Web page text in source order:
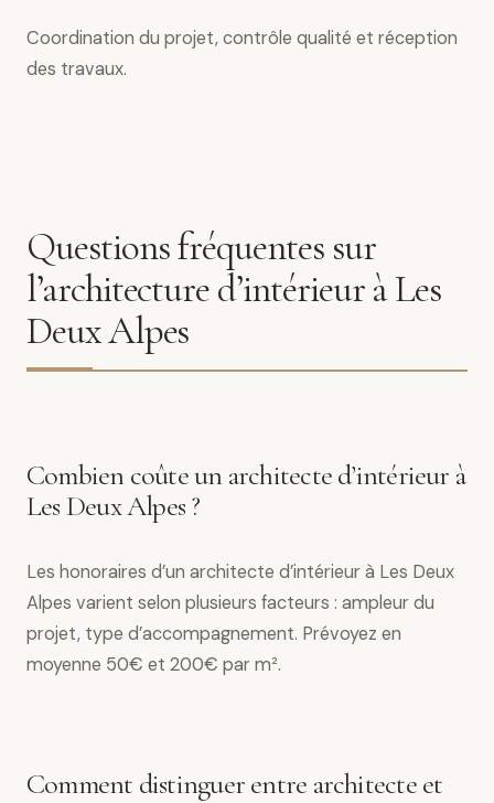
Coordination du projet, contrôle qualité et réception
des travaux.
Questions fréquentes sur
l’architecture d’intérieur à Les
Deux Alpes
Combien coûte un architecte d’intérieur à
Les Deux Alpes ?
Les honoraires d’un architecte d’intérieur à Les Deux
Alpes varient selon plusieurs facteurs : ampleur du
projet, type d’accompagnement. Prévoyez en
moyenne 50€ et 200€ par m².
Comment distinguer entre architecte et